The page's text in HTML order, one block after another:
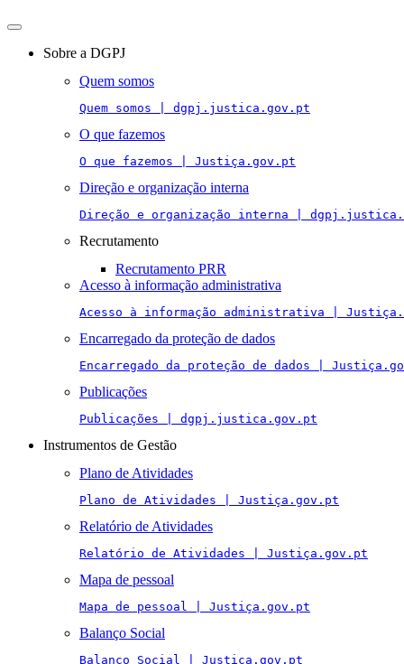
Toggle
navigationSobre a DGPJ
Quem somos
Quem somos | dgpj.justica.gov.pt
O que fazemos
O que fazemos | Justiça.gov.pt
Direção e organização interna
Direção e organização interna |
Recrutamento
Recrutamento PRR
Acesso à informação administrativa
Acesso à informação administrativa |
Encarregado da proteção de dados
Encarregado da proteção de dados |
Publicações
Publicações | dgpj.justica.gov.pt
Instrumentos de Gestão
Plano de Atividades
Plano de Atividades | Justiça.gov.pt
Relatório de Atividades
Relatório de Atividades | Justiça.gov.pt
Mapa de pessoal
Mapa de pessoal | Justiça.gov.pt
Balanço Social
Balanço Social | Justiça.gov.pt